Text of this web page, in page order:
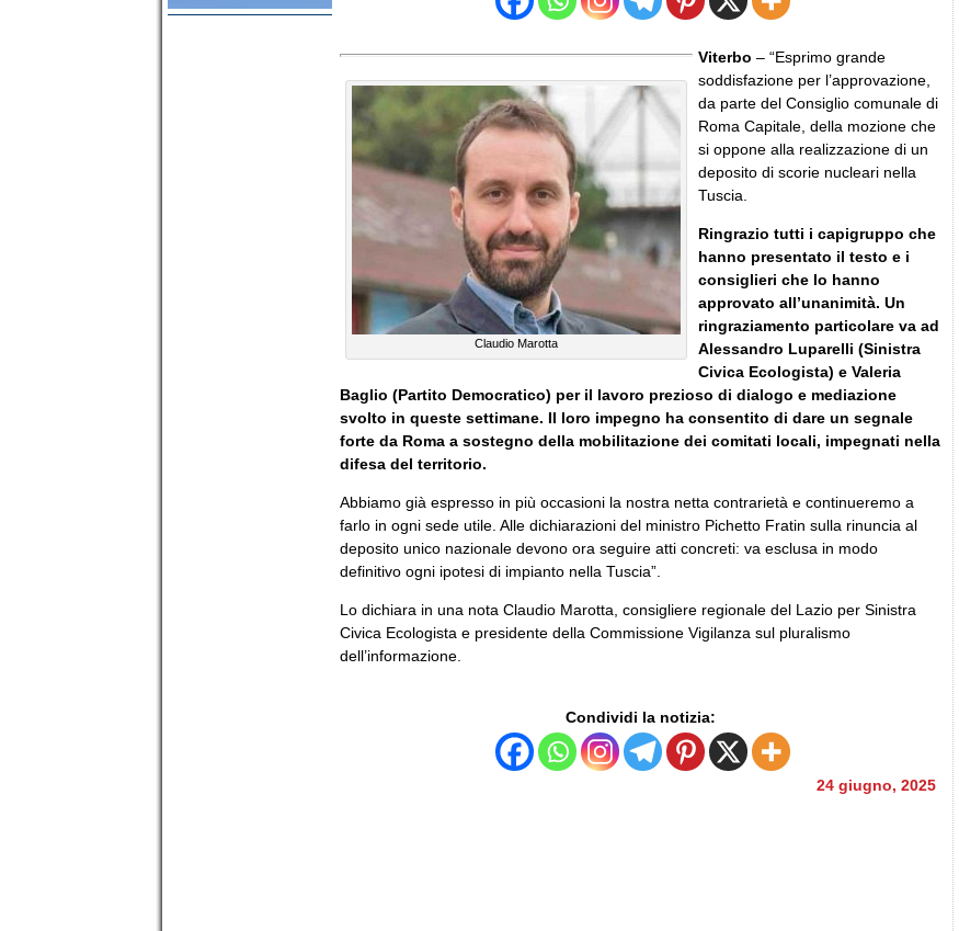
Claudio Marotta
Viterbo – “Esprimo grande
soddisfazione per l’approvazione,
da parte del Consiglio comunale di
Roma Capitale, della mozione che
si oppone alla realizzazione di un
deposito di scorie nucleari nella
Tuscia.
Ringrazio tutti i capigruppo che
hanno presentato il testo e i
consiglieri che lo hanno
approvato all’unanimità. Un
ringraziamento particolare va ad
Alessandro Luparelli (Sinistra
Civica Ecologista) e Valeria
Baglio (Partito Democratico) per il lavoro prezioso di dialogo e mediazione
svolto in queste settimane. Il loro impegno ha consentito di dare un segnale
forte da Roma a sostegno della mobilitazione dei comitati locali, impegnati nella
difesa del territorio.
Abbiamo già espresso in più occasioni la nostra netta contrarietà e continueremo a
farlo in ogni sede utile. Alle dichiarazioni del ministro Pichetto Fratin sulla rinuncia al
deposito unico nazionale devono ora seguire atti concreti: va esclusa in modo
definitivo ogni ipotesi di impianto nella Tuscia”.
Lo dichiara in una nota Claudio Marotta, consigliere regionale del Lazio per Sinistra
Civica Ecologista e presidente della Commissione Vigilanza sul pluralismo
dell’informazione.
Condividi la notizia:
24 giugno, 2025